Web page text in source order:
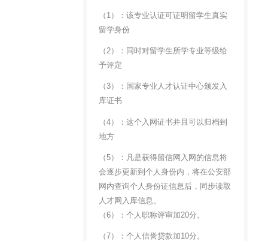
（1）：该专业认证可证明留学生真实
留学身份
（2）：同时对留学生所学专业等级给
予评定
（3）：国家专业人才认证中心颁发入
库证书
（4）：这个入网证书并且可以归档到
地方
（5）：凡是获得留信网入网的信息将
会逐步更新到个人身份内，将在公安部
网内查询个人身份证信息后，同步读取
人才网入库信息。
（6）：个人职称评审加20分。
（7）：个人信誉贷款加10分。